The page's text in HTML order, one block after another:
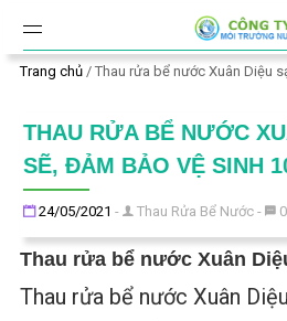
Trang chủ / Thau rửa bể nước Xuân Diệu
THAU RỬA BỂ NƯỚC
SẼ, ĐẢM BẢO VỆ SINH
Đăng ngày
24/05/2021 - Thau Rửa Bể Nước - 0
Thau rửa bể nước Xuân
Thau rửa bể nước Xuân Diệu